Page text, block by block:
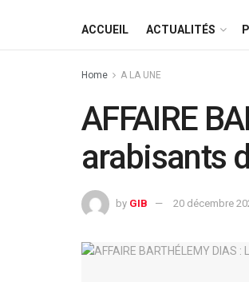
ACCUEIL ACTUALITÉS
Home A LA UNE
AFFAIRE
arabisants
by GIB 20 décembre